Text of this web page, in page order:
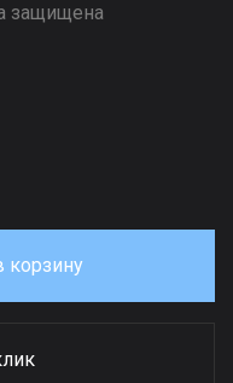
защищена
корзину